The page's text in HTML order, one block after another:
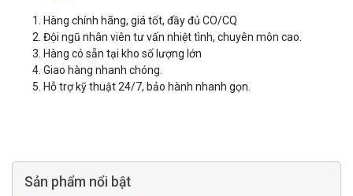
Hàng chính hãng, giá tốt, đầy đủ CO/CQ
Đội ngũ nhân viên tư vấn nhiệt tình, chuyên môn cao.
Hàng có sẵn tại kho số lượng lớn
Giao hàng nhanh chóng.
Hỗ trợ kỹ thuật 24/7, bảo hành nhanh gọn.
Sản phẩm nổi bật